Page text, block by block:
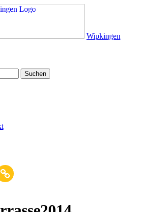
Wipkingen